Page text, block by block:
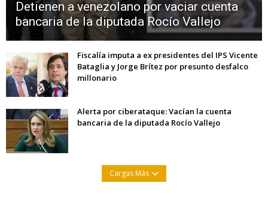
Detienen a venezolano por vaciar cuenta
bancaria de la diputada Rocío Vallejo
Fiscalía imputa a ex presidentes del IPS Vicente
Bataglia y Jorge Brítez por presunto desfalco
millonario
Alerta por ciberataque: Vacían la cuenta
bancaria de la diputada Rocío Vallejo
Cargas Más